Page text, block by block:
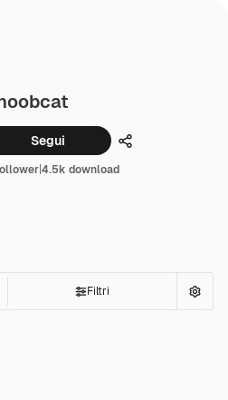
Segui Condividi
|4.5k download
Filtri